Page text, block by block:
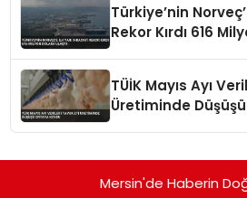
Türkiye’nin
Rekor Kırdı 616
TÜİK Mayıs Ayı
Üretiminde
Mersin'de Haberin